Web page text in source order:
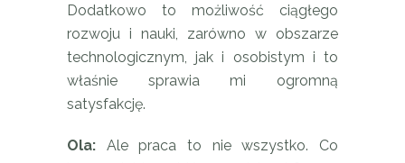
Dodatkowo to możliwość ciągłego
rozwoju i nauki, zarówno w obszarze
technologicznym, jak i osobistym i to
właśnie sprawia mi ogromną
satysfakcję.
Ola: Ale praca to nie wszystko. Co